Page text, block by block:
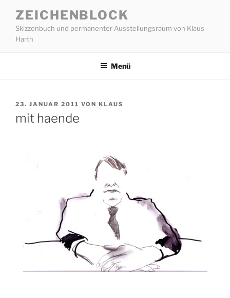
Inhalt
springen
ZEICHENBLOCK
Skizzenbuch und permanenter Ausstellungsraum von Klaus
Harth
Menü
VERÖFFENTLICHT
23. JANUAR 2011 VON KLAUS
mit haende